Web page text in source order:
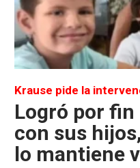
Krause pide la
Logró por
con sus
lo mantiene